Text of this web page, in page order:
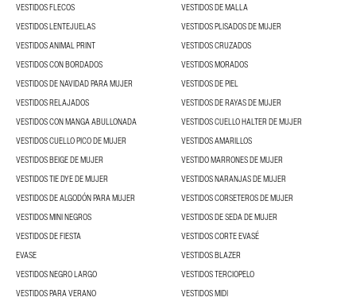
VESTIDOS FLECOS
VESTIDOS DE MALLA
VESTIDOS LENTEJUELAS
VESTIDOS PLISADOS DE MUJER
VESTIDOS ANIMAL PRINT
VESTIDOS CRUZADOS
VESTIDOS CON BORDADOS
VESTIDOS MORADOS
VESTIDOS DE NAVIDAD PARA MUJER
VESTIDOS DE PIEL
VESTIDOS RELAJADOS
VESTIDOS DE RAYAS DE MUJER
VESTIDOS CON MANGA ABULLONADA
VESTIDOS CUELLO HALTER DE MUJER
VESTIDOS CUELLO PICO DE MUJER
VESTIDOS AMARILLOS
VESTIDOS BEIGE DE MUJER
VESTIDO MARRONES DE MUJER
VESTIDOS TIE DYE DE MUJER
VESTIDOS NARANJAS DE MUJER
VESTIDOS DE ALGODÓN PARA MUJER
VESTIDOS CORSETEROS DE MUJER
VESTIDOS MINI NEGROS
VESTIDOS DE SEDA DE MUJER
VESTIDOS DE FIESTA
VESTIDOS CORTE EVASÉ
EVASE
VESTIDOS BLAZER
VESTIDOS NEGRO LARGO
VESTIDOS TERCIOPELO
VESTIDOS PARA VERANO
VESTIDOS MIDI